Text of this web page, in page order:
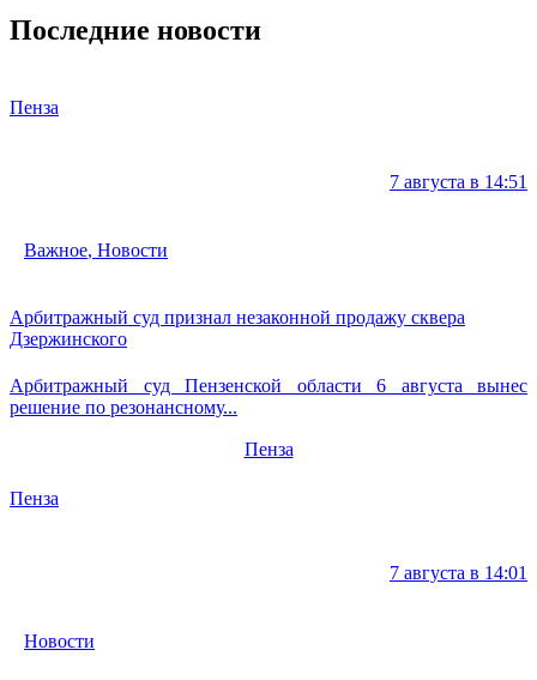
Последние новости
Пенза
7 августа в 14:51
Важное, Новости
Арбитражный суд признал незаконной продажу сквера
Дзержинского
Арбитражный суд Пензенской области 6 августа вынес
решение по резонансному...
Пенза
Пенза
7 августа в 14:01
Новости